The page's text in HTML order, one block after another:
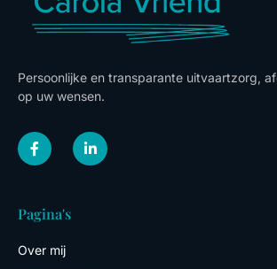
Persoonlijke en transparante uitvaartzorg,
op uw wensen.
F
a
c
e
o
k
f
L
i
n
k
Pagina's
Over mij